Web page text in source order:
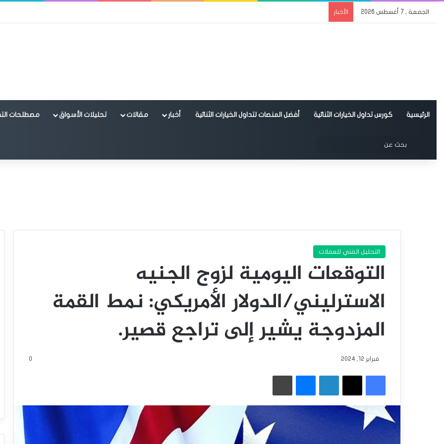
الجمعة , 7 أغسطس 2026 الأخبار
الرئيسية كورس تداول الخيارات الثنائية أفضل المنصات لتداول الخيارات الثنائية أخبار مقالات تحليلات الأسواق مصطلحات
الوضع المظلم
عن
التحليل الفني للعملات
التوقعات اليومية لزوج الجنيه
الاسترليني/الدولار الأمريكي: نمط القمة
المزدوجة يشير إلى تراجع قصير.
فبراير 12, 2024 0
فيسبوك
‫X لينكدإن ماسنجر طباعة